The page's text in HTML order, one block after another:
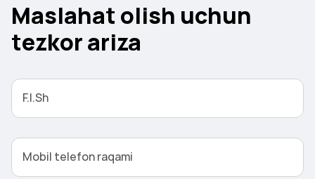
Mаslаhаt оlish uchun
tеzkоr ariza
F.I.Sh
Mobil telefon raqami